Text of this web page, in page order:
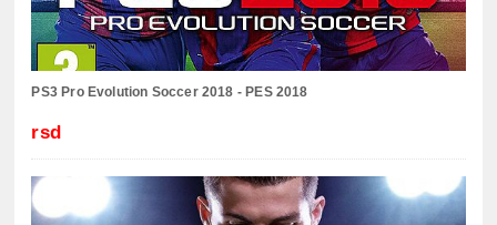
PS3 Pro Evolution Soccer 2018 - PES 2018
rsd